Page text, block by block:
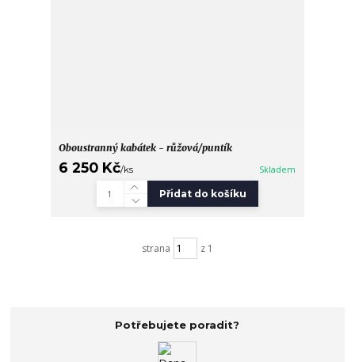
Oboustranný kabátek - růžová/puntík
6 250 Kč/ks Skladem
Přidat do košíku
strana z 1
Potřebujete poradit?